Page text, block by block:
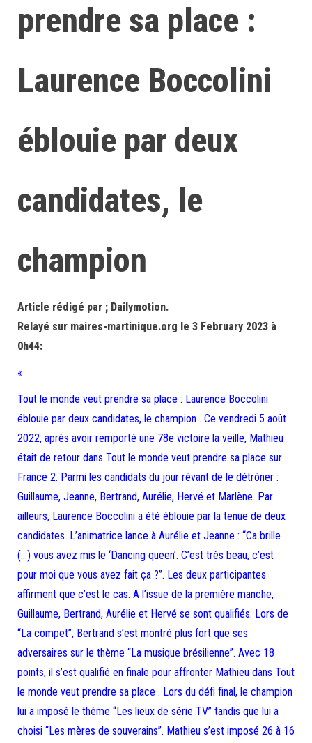
prendre sa place :
Laurence Boccolini
éblouie par deux
candidates, le
champion
Article rédigé par ; Dailymotion.
Relayé sur maires-martinique.org le 3 February 2023 à
0h44:
«
Tout le monde veut prendre sa place : Laurence Boccolini
éblouie par deux candidates, le champion . Ce vendredi 5 août
2022, après avoir remporté une 78e victoire la veille, Mathieu
était de retour dans Tout le monde veut prendre sa place sur
France 2. Parmi les candidats du jour rêvant de le détrôner :
Guillaume, Jeanne, Bertrand, Aurélie, Hervé et Marlène. Par
ailleurs, Laurence Boccolini a été éblouie par la tenue de deux
candidates. L’animatrice lance à Aurélie et Jeanne : “Ca brille
(…) vous avez mis le ‘Dancing queen’. C’est très beau, c’est
pour moi que vous avez fait ça ?”. Les deux participantes
affirment que c’est le cas. A l’issue de la première manche,
Guillaume, Bertrand, Aurélie et Hervé se sont qualifiés. Lors de
“La compet”, Bertrand s’est montré plus fort que ses
adversaires sur le thème “La musique brésilienne”. Avec 18
points, il s’est qualifié en finale pour affronter Mathieu dans Tout
le monde veut prendre sa place . Lors du défi final, le champion
lui a imposé le thème “Les lieux de série TV” tandis que lui a
choisi “Les mères de souverains”. Mathieu s’est imposé 26 à 16